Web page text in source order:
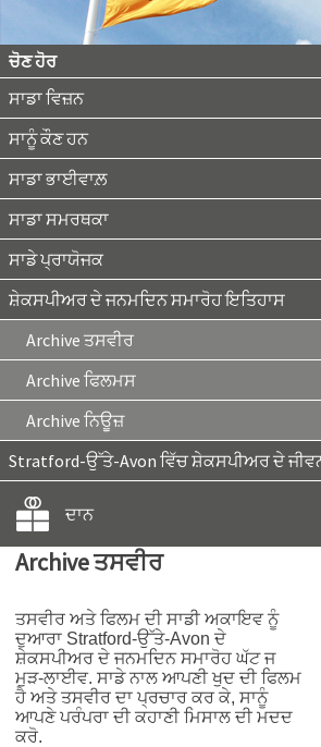
ਚੋਣ ਹੋਰ
ਸਾਡਾ ਵਿਜ਼ਨ
ਸਾਨੂੰ ਕੌਣ ਹਨ
ਸਾਡਾ ਭਾਈਵਾਲ਼
ਸਾਡਾ ਸਮਰਥਕਾ
ਸਾਡੇ ਪ੍ਰਾਯੋਜਕ
ਸ਼ੇਕਸਪੀਅਰ ਦੇ ਜਨਮਦਿਨ ਸਮਾਰੋਹ ਇਤਿਹਾਸ
Archive ਤਸਵੀਰ
Archive ਫਿਲਮਸ
Archive ਨਿਊਜ਼
Stratford-ਉੱਤੇ-Avon ਵਿੱਚ ਸ਼ੇਕਸਪੀਅਰ ਦੇ
ਦਾਨ
Archive ਤਸਵੀਰ
ਤਸਵੀਰ ਅਤੇ ਫਿਲਮ ਦੀ ਸਾਡੀ ਅਕਾਇਵ ਨੂੰ
ਦੁਆਰਾ Stratford-ਉੱਤੇ-Avon ਦੇ
ਸ਼ੇਕਸਪੀਅਰ ਦੇ ਜਨਮਦਿਨ ਸਮਾਰੋਹ ਘੱਟ ਜ
ਮੁੜ-ਲਾਈਵ. ਸਾਡੇ ਨਾਲ ਆਪਣੀ ਖੁਦ ਦੀ ਫਿਲਮ
ਹੈ ਅਤੇ ਤਸਵੀਰ ਦਾ ਪ੍ਰਚਾਰ ਕਰ ਕੇ, ਸਾਨੂੰ
ਆਪਣੇ ਪਰੰਪਰਾ ਦੀ ਕਹਾਣੀ ਮਿਸਾਲ ਦੀ ਮਦਦ
ਕਰੋ.